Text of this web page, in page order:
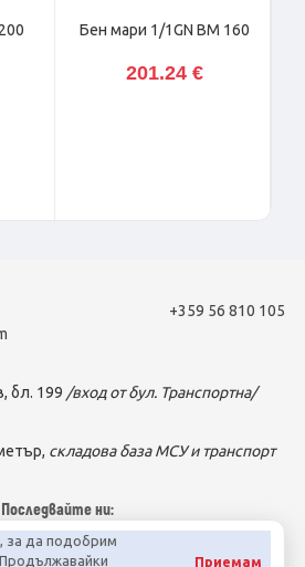
за да подобрим
Приемам
Бен мари 1/1GN BM 160
201.24 €
+359 56 810 105
бл. 199 /вход от бул. Транспортна/
складова база МСУ и транспорт
Последвайте ни: